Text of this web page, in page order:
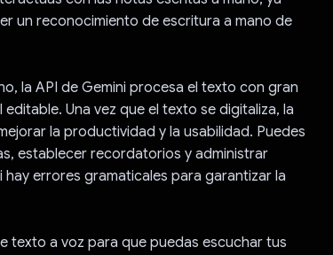
un reconocimiento de escritura a mano de
la API de Gemini procesa el texto con gran
Una vez que el texto se digitaliza, la
la productividad y la usabilidad. Puedes
establecer recordatorios y administrar
errores gramaticales para garantizar la
texto a voz para que puedas escuchar tus